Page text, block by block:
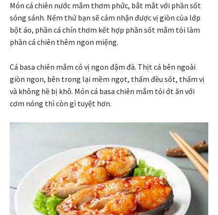
Món cá chiên nước mắm thơm phức, bắt mắt với phần sốt
sóng sánh. Nếm thử bạn sẽ cảm nhận được vị giòn của lớp
bột áo, phần cá chín thơm kết hợp phần sốt mắm tỏi làm
phần cá chiên thêm ngon miệng.
Cá basa chiên mắm có vị ngon đậm đà. Thịt cá bên ngoài
giòn ngon, bên trong lại mềm ngọt, thấm đều sốt, thấm vị
và không hề bị khô. Món cá basa chiên mắm tỏi ớt ăn với
cơm nóng thì còn gì tuyệt hơn.